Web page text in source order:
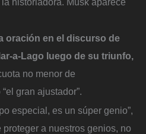
oración en el discurso de
a-Lago luego de su triunfo,
no menor de
gran ajustador”.
especial, es un súper genio”,
proteger a nuestros genios, no